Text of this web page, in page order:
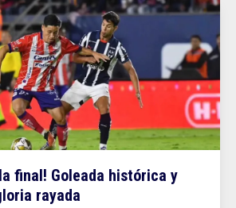
final! Goleada histórica y
rayada